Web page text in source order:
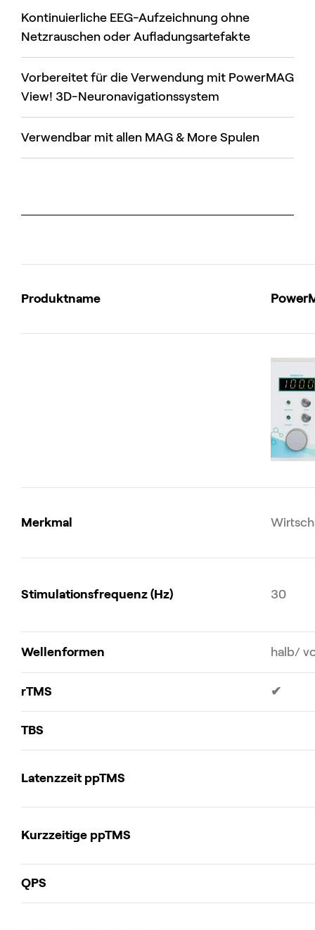
Kontinuierliche EEG-Aufzeichnung ohne
Netzrauschen oder Aufladungsartefakte
Vorbereitet für die Verwendung mit PowerMAG
View! 3D-Neuronavigationssystem
Verwendbar mit allen MAG & More Spulen
Produktname
Merkmal
Stimulationsfrequenz (Hz) 30
Wellenformen halb/
rTMS ✔
TBS
Latenzzeit ppTMS
Kurzzeitige ppTMS
QPS